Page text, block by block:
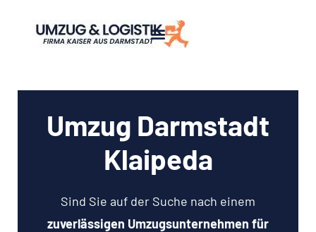
Umzug Darmstadt
Klaipeda
Sind Sie auf der Suche nach einem
zuverlässigen Umzugsunternehmen für